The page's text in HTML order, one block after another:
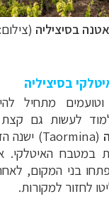
בסיציליה (צילום: javarman3)
בסיציליה
מתחיל
לעשות גם
(
Taormina) ישנה
במטבח
בני המקום,
לחזור למקורות.